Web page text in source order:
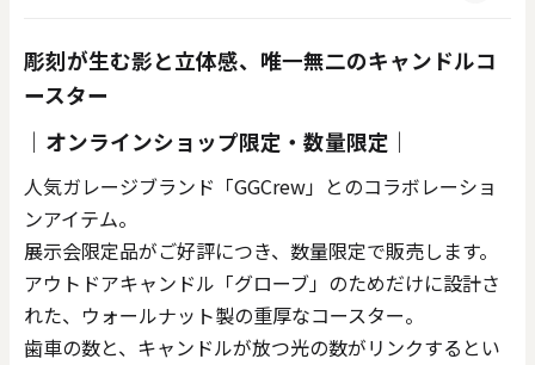
彫刻が生む影と立体感、唯一無二のキャンドルコ
ースター
｜オンラインショップ限定・数量限定｜
人気ガレージブランド「GGCrew」とのコラボレーショ
ンアイテム。
展示会限定品がご好評につき、数量限定で販売します。​
アウトドアキャンドル「グローブ」のためだけに設計さ
れた、ウォールナット製の重厚なコースター。
歯車の数と、キャンドルが放つ光の数がリンクするとい